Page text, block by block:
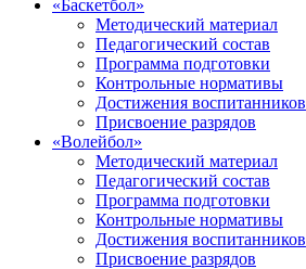
«Баскетбол»
Методический материал
Педагогический состав
Программа подготовки
Контрольные нормативы
Достижения воспитанников
Присвоение разрядов
«Волейбол»
Методический материал
Педагогический состав
Программа подготовки
Контрольные нормативы
Достижения воспитанников
Присвоение разрядов